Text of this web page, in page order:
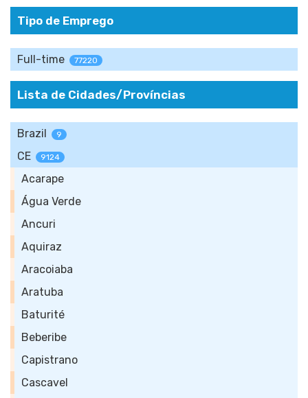
Tipo de Emprego
Full-time 77220
Lista de Cidades/Províncias
Brazil 9
CE 9124
Acarape
Água Verde
Ancuri
Aquiraz
Aracoiaba
Aratuba
Baturité
Beberibe
Capistrano
Cascavel